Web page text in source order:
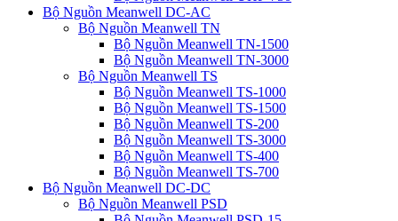
Bộ Nguồn Meanwell DC-AC
Bộ Nguồn Meanwell TN
Bộ Nguồn Meanwell TN-1500
Bộ Nguồn Meanwell TN-3000
Bộ Nguồn Meanwell TS
Bộ Nguồn Meanwell TS-1000
Bộ Nguồn Meanwell TS-1500
Bộ Nguồn Meanwell TS-200
Bộ Nguồn Meanwell TS-3000
Bộ Nguồn Meanwell TS-400
Bộ Nguồn Meanwell TS-700
Bộ Nguồn Meanwell DC-DC
Bộ Nguồn Meanwell PSD